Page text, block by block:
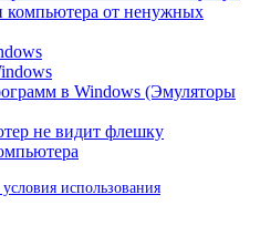
компьютера от ненужных
в Windows (Эмуляторы
не видит флешку
использования